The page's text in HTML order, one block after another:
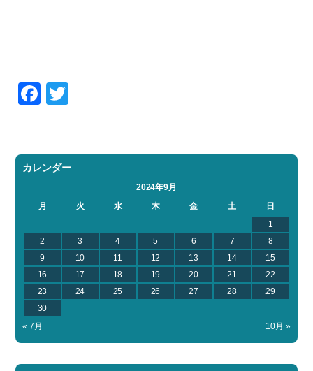
Facebook
カレンダー
2024年9月
月
火 水 木 金 土
日
1
2
3 4 5 6 7
8
9
10 11 12 13 14
15
16
17 18 19 20 21
22
23
24 25 26 27 28
29
30
« 7月
10月 »